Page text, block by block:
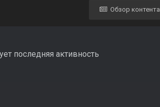
Обзор контента
последняя активность